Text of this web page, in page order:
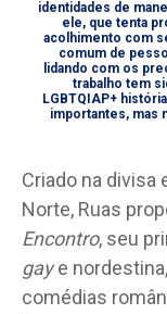
identidades de
ele, que tenta
acolhimento com
comum de
lidando com os
trabalho tem
LGBTQIAP+
importantes, mas
Criado na divisa
Norte, Ruas
Encontro, seu
gaye
comédias